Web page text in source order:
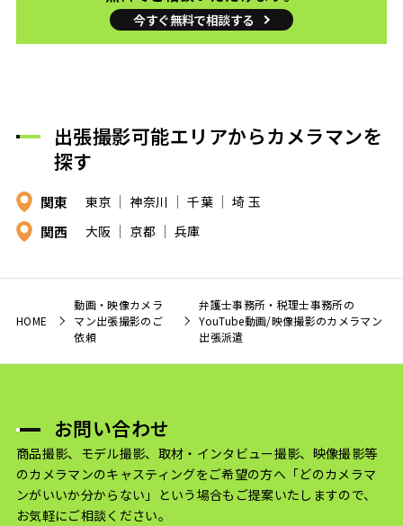
今すぐ無料で相談する
出張撮影可能エリアからカメラマンを
探す
関東 東京 神奈川 千葉 埼 玉
関西 大阪 京都 兵庫
HOME
動画・映像カメラ
マン出張撮影のご
依頼
弁護士事務所・税理士事務所の
YouTube動画/映像撮影のカメラマン
出張派遣
お問い合わせ
商品撮影、モデル撮影、取材・インタビュー撮影、映像撮影等
のカメラマンのキャスティングをご希望の方へ 「どのカメラマ
ンがいいか分からない」という場合もご提案いたしますので、
お気軽にご相談ください。